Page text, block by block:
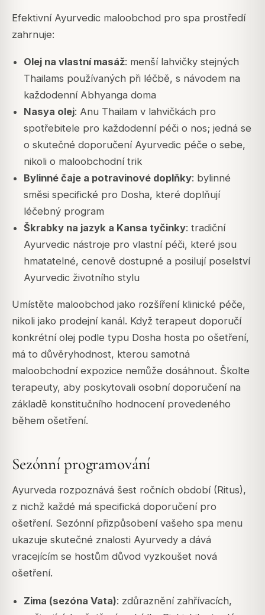
Efektivní Ayurvedic maloobchod pro spa prostředí
zahrnuje:
Olej na vlastní masáž: menší lahvičky stejných
Thailams používaných při léčbě, s návodem na
každodenní Abhyanga doma
Nasya olej: Anu Thailam v lahvičkách pro
spotřebitele pro každodenní péči o nos; jedná se
o skutečné doporučení Ayurvedic péče o sebe,
nikoli o maloobchodní trik
Bylinné čaje a potravinové doplňky: bylinné
směsi specifické pro Dosha, které doplňují
léčebný program
Škrabky na jazyk a Kansa tyčinky: tradiční
Ayurvedic nástroje pro vlastní péči, které jsou
hmatatelné, cenově dostupné a posilují poselství
Ayurvedic životního stylu
Umístěte maloobchod jako rozšíření klinické péče,
nikoli jako prodejní kanál. Když terapeut doporučí
konkrétní olej podle typu Dosha hosta po ošetření,
má to důvěryhodnost, kterou samotná
maloobchodní expozice nemůže dosáhnout. Školte
terapeuty, aby poskytovali osobní doporučení na
základě konstitučního hodnocení provedeného
během ošetření.
Sezónní programování
Ayurveda rozpoznává šest ročních období (Ritus),
z nichž každé má specifická doporučení pro
ošetření. Sezónní přizpůsobení vašeho spa menu
ukazuje skutečné znalosti Ayurvedy a dává
vracejícím se hostům důvod vyzkoušet nová
ošetření.
Zima (sezóna Vata): zdůraznění zahřívacích,